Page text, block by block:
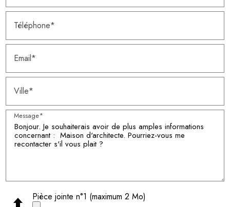
Téléphone*
Email*
Ville*
Message*
Pièce jointe n°1 (maximum 2 Mo)